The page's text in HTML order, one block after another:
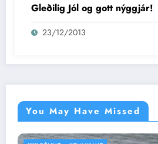
Gleðilig Jól og gott nýggjár!
23/12/2013
You May Have Missed